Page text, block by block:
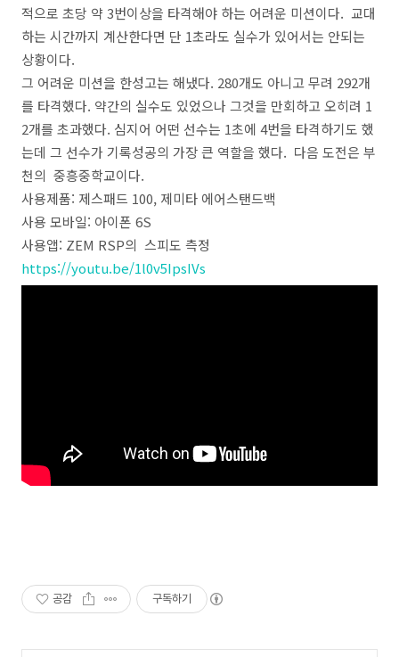
적으로 초당 약 3번이상을 타격해야 하는 어려운 미션이다. 교대
하는 시간까지 계산한다면 단 1초라도 실수가 있어서는 안되는
상황이다.
그 어려운 미션을 한성고는 해냈다. 280개도 아니고 무려 292개
를 타격했다. 약간의 실수도 있었으나 그것을 만회하고 오히려 1
2개를 초과했다. 심지어 어떤 선수는 1초에 4번을 타격하기도 했
는데 그 선수가 기록성공의 가장 큰 역할을 했다. 다음 도전은 부
천의 중흥중학교이다.
사용제품: 제스패드 100, 제미타 에어스탠드백
사용 모바일: 아이폰 6S
사용앱: ZEM RSP의 스피도 측정
https://youtu.be/1l0v5IpsIVs
공감 구독하기